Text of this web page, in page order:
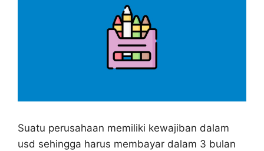
Suatu perusahaan memiliki kewajiban dalam
usd sehingga harus membayar dalam 3 bulan